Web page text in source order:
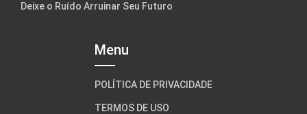
Deixe o Ruído Arruinar Seu Futuro
Menu
POLÍTICA DE PRIVACIDADE
TERMOS DE USO